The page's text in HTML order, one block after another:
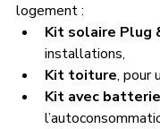
logement :
Kit solaire Plug
installations,
Kit toiture, pour
Kit avec batterie